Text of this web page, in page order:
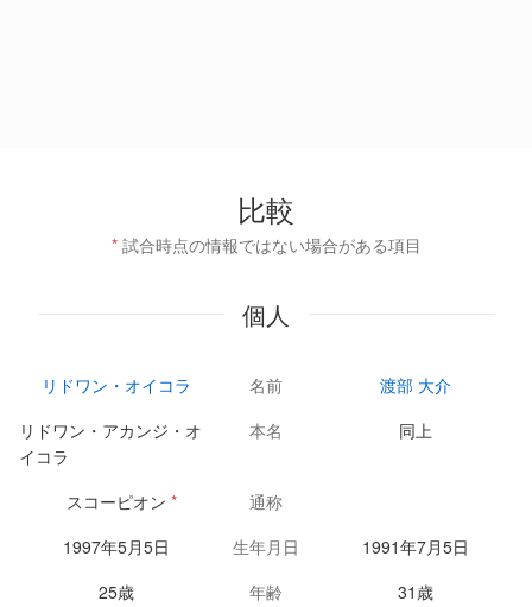
比較
* 試合時点の情報ではない場合がある項目
個人
リドワン・オイコラ 名前
渡部 大介
リドワン・アカンジ・オ
イコラ
本名 同上
スコーピオン *
通称
1997年5月5日
生年月日
1991年7月5日
25歳
年齢
31歳